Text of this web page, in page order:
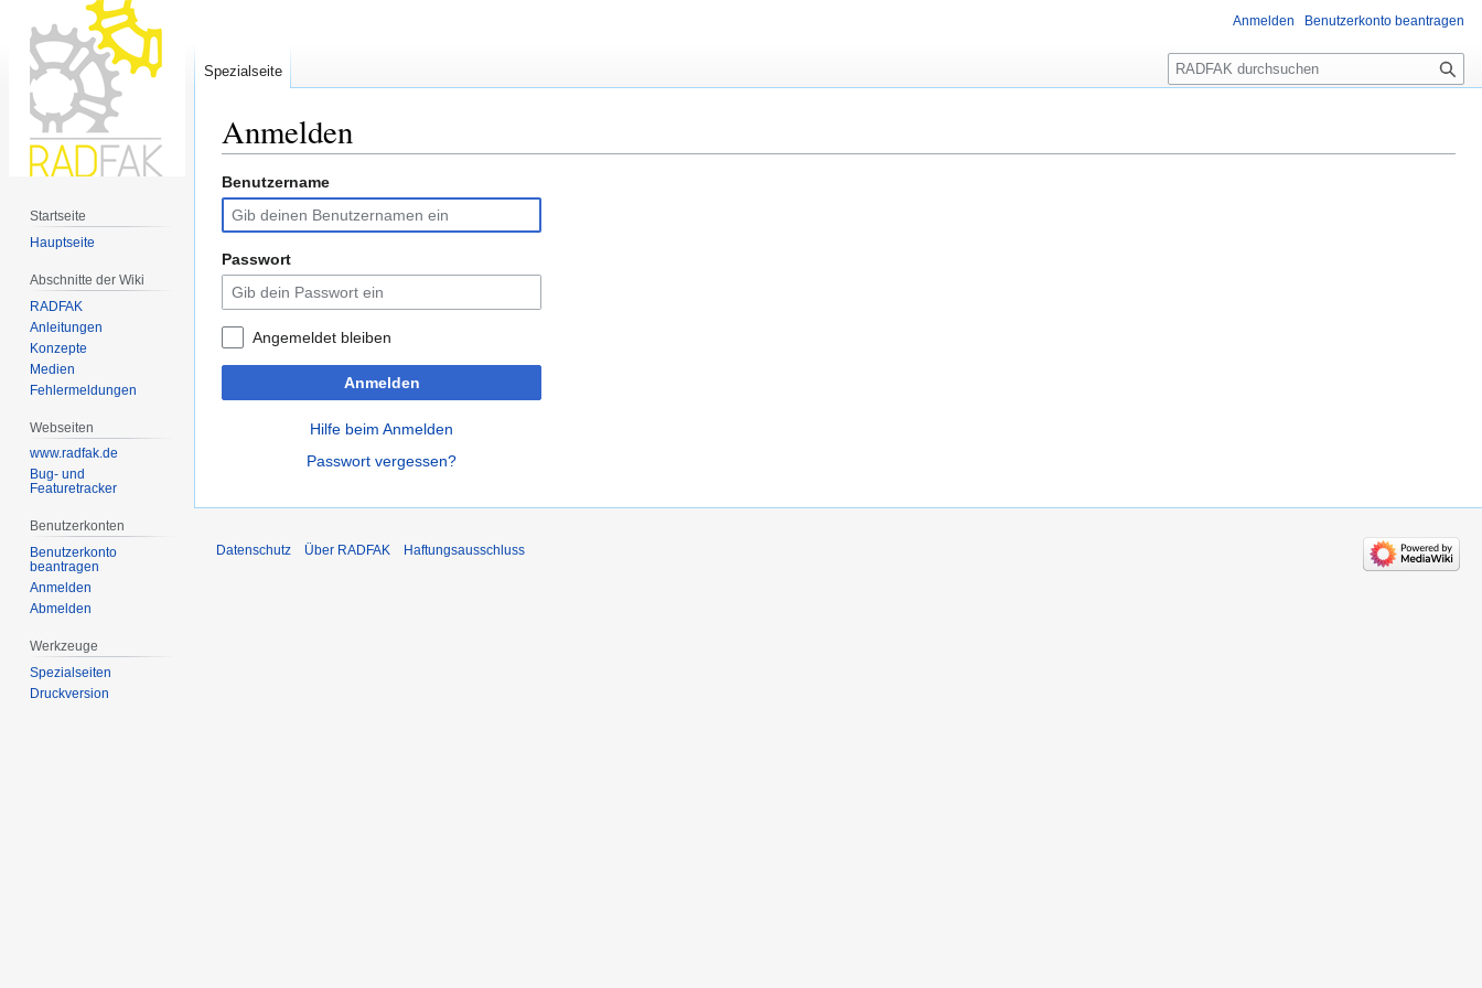
Anmelden
Zur
Navigation
springen
Zur
Suche
springen
Benutzername
Passwort
Angemeldet bleiben
Anmelden
Hilfe beim Anmelden
Passwort vergessen?
Anmelden Benutzerkonto beantragen
Spezialseite
Suche
Startseite
Hauptseite
Abschnitte der Wiki
RADFAK
Anleitungen
Konzepte
Medien
Fehlermeldungen
Webseiten
www.radfak.de
Bug- und
Featuretracker
Benutzerkonten
Benutzerkonto
beantragen
Anmelden
Abmelden
Werkzeuge
Spezialseiten
Druckversion
Datenschutz Über RADFAK Haftungsausschluss